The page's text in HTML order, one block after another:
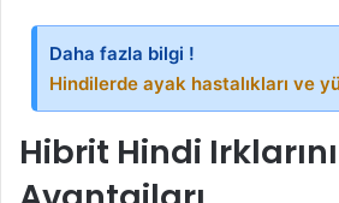
Daha fazla bilgi !
Hindilerde ayak hastalıkları ve
Hibrit Hindi